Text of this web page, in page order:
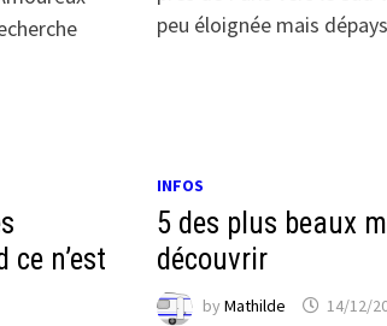
peu éloignée mais
n’est
INFOS
5 des plus beaux
découvrir
by Mathilde 14/12/